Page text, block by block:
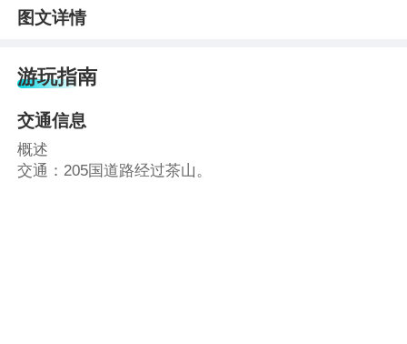
图文详情
游玩指南
交通信息
概述
交通：205国道路经过茶山。